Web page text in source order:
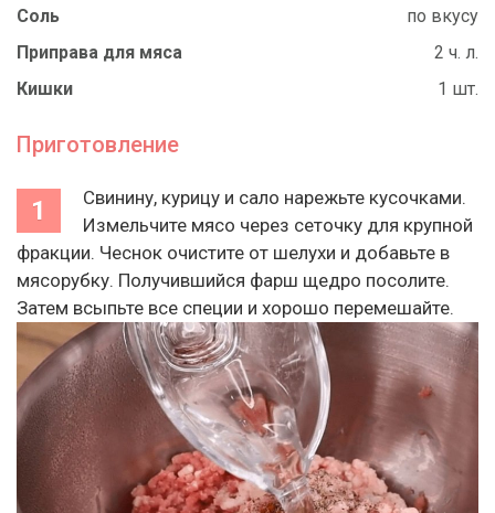
Соль
по вкусу
Приправа для мяса
2 ч. л.
Кишки
1 шт.
Приготовление
Свинину, курицу и сало нарежьте кусочками.
Измельчите мясо через сеточку для крупной
фракции. Чеснок очистите от шелухи и добавьте в
мясорубку. Получившийся фарш щедро посолите.
Затем всыпьте все специи и хорошо перемешайте.